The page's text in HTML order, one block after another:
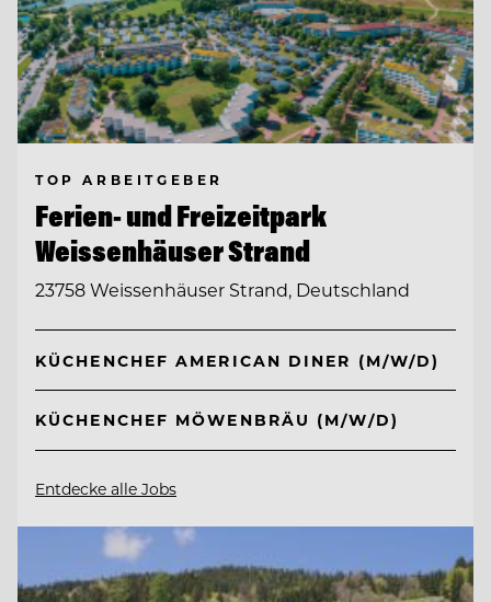
TOP ARBEITGEBER
Ferien- und Freizeitpark
Weissenhäuser Strand
23758 Weissenhäuser Strand, Deutschland
KÜCHENCHEF AMERICAN DINER (M/W/D)
KÜCHENCHEF MÖWENBRÄU (M/W/D)
Entdecke alle Jobs